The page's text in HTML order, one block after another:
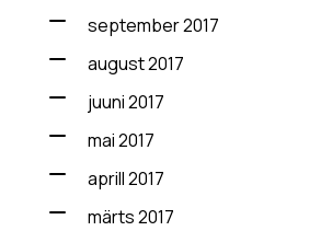
september 2017
august 2017
juuni 2017
mai 2017
aprill 2017
märts 2017